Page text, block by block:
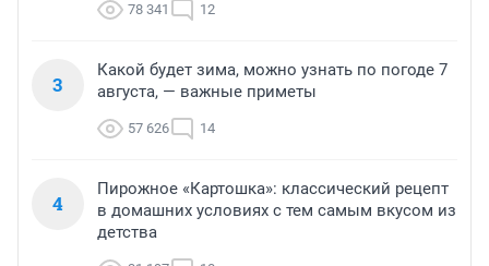
78 341 12
3
Какой будет зима, можно узнать по погоде 7
августа, — важные приметы
57 626 14
4
Пирожное «Картошка»: классический рецепт
в домашних условиях с тем самым вкусом из
детства